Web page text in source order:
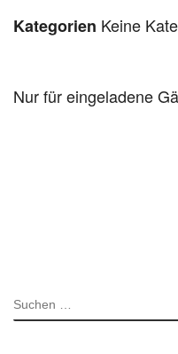
Kategorien Keine
Nur für eingeladene
SUCHE